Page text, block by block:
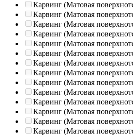
Карвинг (Матовая
Карвинг (Матовая
Карвинг (Матовая
Карвинг (Матовая
Карвинг (Матовая
Карвинг (Матовая
Карвинг (Матовая
Карвинг (Матовая
Карвинг (Матовая
Карвинг (Матовая
Карвинг (Матовая
Карвинг (Матовая
Карвинг (Матовая
Карвинг (Матовая